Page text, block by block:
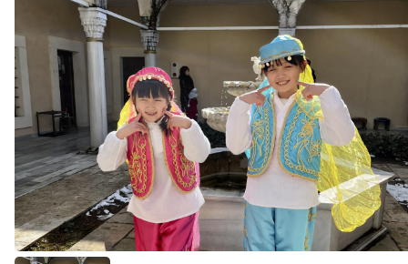
展示
グルメ おみやげ